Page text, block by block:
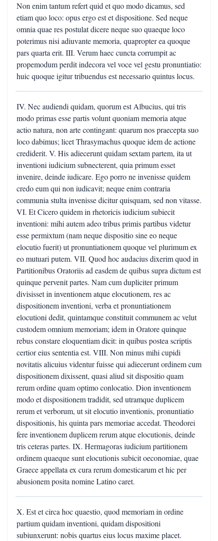
Non enim tantum refert quid et quo modo dicamus, sed
etiam quo loco: opus ergo est et dispositione. Sed neque
omnia quae res postulat dicere neque suo quaeque loco
poterimus nisi adiuvante memoria, quapropter ea quoque
pars quarta erit. III. Verum haec cuncta corrumpit ac
propemodum perdit indecora vel voce vel gestu pronuntiatio:
huic quoque igitur tribuendus est necessario quintus locus.
IV. Nec audiendi quidam, quorum est Albucius, qui tris
modo primas esse partis volunt quoniam memoria atque
actio natura, non arte contingant: quarum nos praecepta suo
loco dabimus; licet Thrasymachus quoque idem de actione
crediderit. V. His adiecerunt quidam sextam partem, ita ut
inventioni iudicium subnecterent, quia primum esset
invenire, deinde iudicare. Ego porro ne invenisse quidem
credo eum qui non iudicavit; neque enim contraria
communia stulta invenisse dicitur quisquam, sed non vitasse.
VI. Et Cicero quidem in rhetoricis iudicium subiecit
inventioni: mihi autem adeo tribus primis partibus videtur
esse permixtum (nam neque dispositio sine eo neque
elocutio fuerit) ut pronuntiationem quoque vel plurimum ex
eo mutuari putem. VII. Quod hoc audacius dixerim quod in
Partitionibus Oratoriis ad easdem de quibus supra dictum est
quinque pervenit partes. Nam cum dupliciter primum
divisisset in inventionem atque elocutionem, res ac
dispositionem inventioni, verba et pronuntiationem
elocutioni dedit, quintamque constituit communem ac velut
custodem omnium memoriam; idem in Oratore quinque
rebus constare eloquentiam dicit: in quibus postea scriptis
certior eius sententia est. VIII. Non minus mihi cupidi
novitatis alicuius videntur fuisse qui adiecerunt ordinem cum
dispositionem dixissent, quasi aliud sit dispositio quam
rerum ordine quam optimo conlocatio. Dion inventionem
modo et dispositionem tradidit, sed utramque duplicem
rerum et verborum, ut sit elocutio inventionis, pronuntiatio
dispositionis, his quinta pars memoriae accedat. Theodorei
fere inventionem duplicem rerum atque elocutionis, deinde
tris ceteras partes. IX. Hermagoras iudicium partitionem
ordinem quaeque sunt elocutionis subicit oeconomiae, quae
Graece appellata ex cura rerum domesticarum et hic per
abusionem posita nomine Latino caret.
X. Est et circa hoc quaestio, quod memoriam in ordine
partium quidam inventioni, quidam dispositioni
subiunxerunt: nobis quartus eius locus maxime placet.